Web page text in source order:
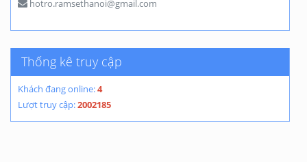
hotro.ramsethanoi@gmail.com
Thống kê truy cập
Khách đang online:4
Lượt truy cập:2002185